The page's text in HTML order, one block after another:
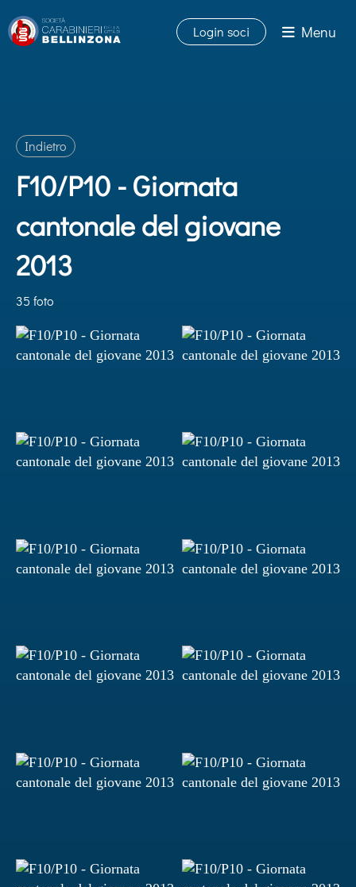
Login soci Menu
Indietro
F10/P10 - Giornata
cantonale del giovane
2013
35 foto